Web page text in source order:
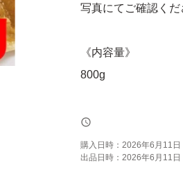
写真にてご確認くだ
《内容量》
800g
《賞味期限》
ご注文より約150日
(画像の賞味期限は
購入日時： 2026年6月11日
出品日時： 2026年6月11日